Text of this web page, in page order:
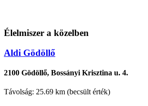
Élelmiszer a közelben
Aldi Gödöllő
2100 Gödöllő, Bossányi Krisztina u. 4.
Távolság: 25.69 km (becsült érték)